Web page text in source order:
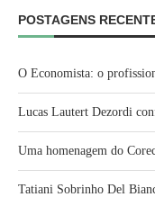
POSTAGENS
O Economista: o
Lucas Lautert Dezordi
Uma homenagem do
Tatiani Sobrinho Del